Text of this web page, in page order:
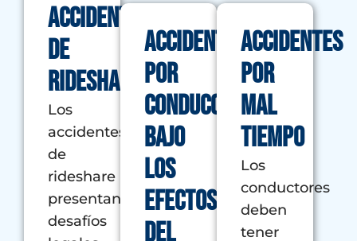
Accidente
de
Rideshare
Los
accidentes
de
rideshare
presentan
desafíos
Accidentes
por
conducción
bajo
los
efectos
del
Accidentes
por
mal
tiempo
Los
conductores
deben
tener